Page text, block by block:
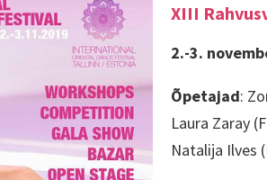
XIII
2.-3.
Õpetajad:
Laura Zaray
Natalija Ilves